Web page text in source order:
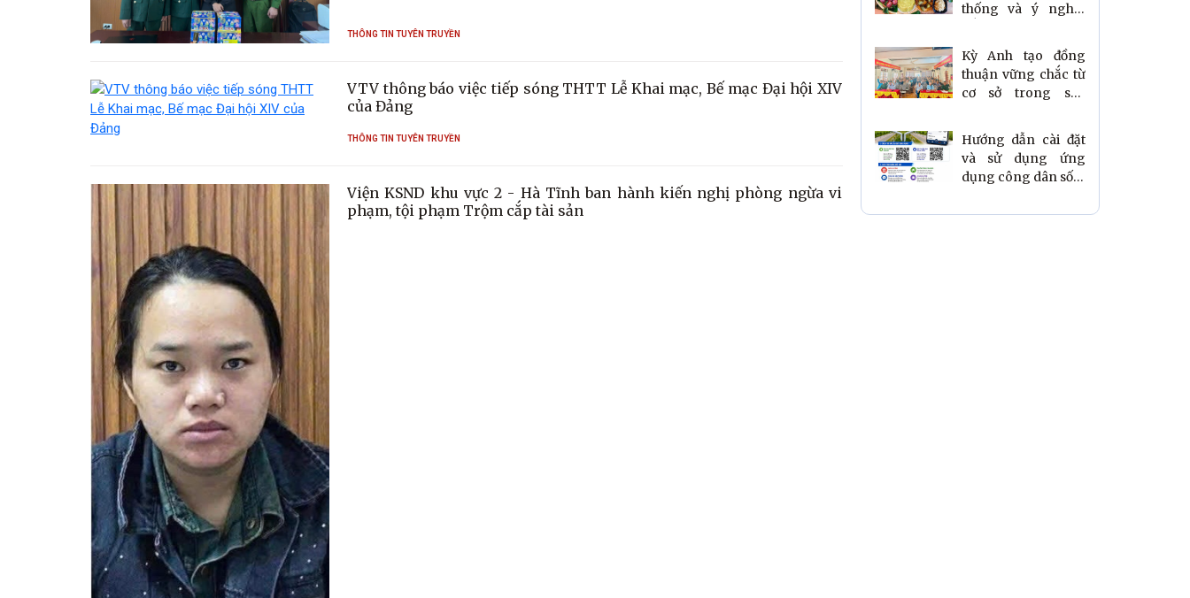
THÔNG TIN TUYÊN TRUYỀN
VTV thông báo việc tiếp sóng THTT Lễ Khai mạc, Bế mạc Đại hội XIV
của Đảng
THÔNG TIN TUYÊN TRUYỀN
Viện KSND khu vực 2 - Hà Tĩnh ban hành kiến nghị phòng ngừa vi
phạm, tội phạm Trộm cắp tài sản
thống và ý nghĩa
người Việt
Kỳ Anh tạo đồng
thuận vững chắc từ
cơ sở trong sáp
Hướng dẫn cài đặt
và sử dụng ứng
dụng công dân số i-